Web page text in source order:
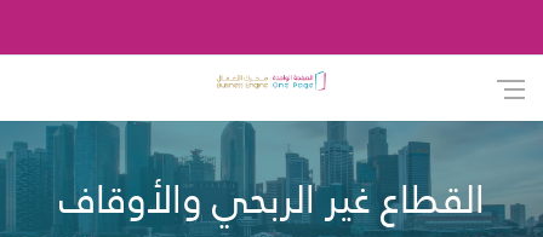
القطاع غير الربحي والأوقاف